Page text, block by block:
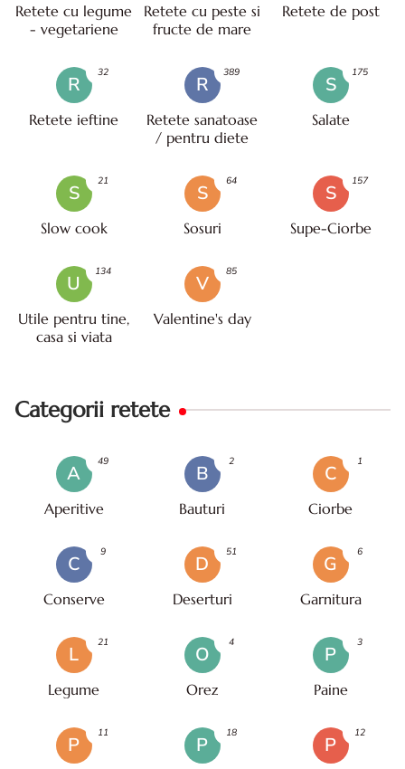
Retete cu legume
- vegetariene
Retete cu peste si
fructe de mare
Retete de post
R
Retete ieftine
32
R
Retete sanatoase
/ pentru diete
389
S
Salate
175
S
Slow cook
21
S
Sosuri
64
S
Supe-Ciorbe
157
U
Utile pentru tine,
casa si viata
134
V
Valentine's day
85
Categorii retete
A
Aperitive
49
B
Bauturi
2
C
Ciorbe
1
C
Conserve
9
D
Deserturi
51
G
Garnitura
6
L
Legume
21
O
Orez
4
P
Paine
3
P
11
P
18
P
12